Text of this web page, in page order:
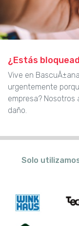
¿Estás
Vive en
urgentemente
empresa? Nosotros
daño.
Solo